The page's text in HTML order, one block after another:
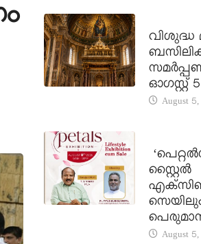
വിശുദ്ധ
ഓഗസ്റ്റ്
August
സ്റ്റൈൽ
August